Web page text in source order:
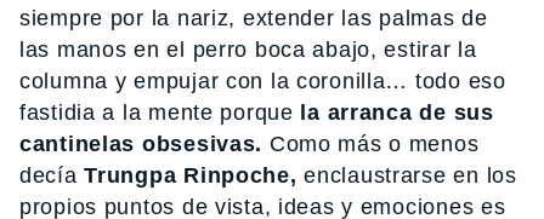
siempre por la nariz, extender las palmas de
las manos en el perro boca abajo, estirar la
columna y empujar con la coronilla… todo eso
fastidia a la mente porque la arranca de sus
cantinelas obsesivas. Como más o menos
decíaTrungpa Rinpoche, enclaustrarse en los
propios puntos de vista, ideas y emociones es